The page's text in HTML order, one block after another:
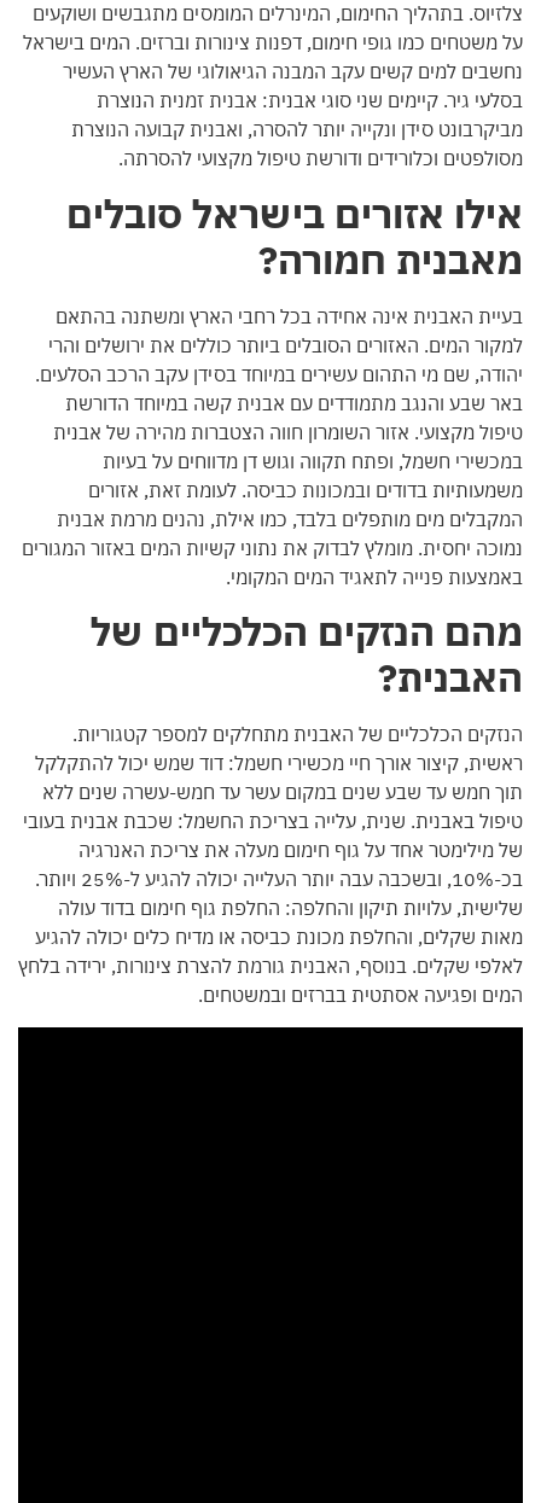
צלזיוס. בתהליך החימום, המינרלים המומסים מתגבשים ושוקעים
על משטחים כמו גופי חימום, דפנות צינורות וברזים. המים בישראל
נחשבים למים קשים עקב המבנה הגיאולוגי של הארץ העשיר
בסלעי גיר. קיימים שני סוגי אבנית: אבנית זמנית הנוצרת
מביקרבונט סידן ונקייה יותר להסרה, ואבנית קבועה הנוצרת
מסולפטים וכלורידים ודורשת טיפול מקצועי להסרתה.
אילו אזורים בישראל סובלים
מאבנית חמורה?
בעיית האבנית אינה אחידה בכל רחבי הארץ ומשתנה בהתאם
למקור המים. האזורים הסובלים ביותר כוללים את ירושלים והרי
יהודה, שם מי התהום עשירים במיוחד בסידן עקב הרכב הסלעים.
באר שבע והנגב מתמודדים עם אבנית קשה במיוחד הדורשת
טיפול מקצועי. אזור השומרון חווה הצטברות מהירה של אבנית
במכשירי חשמל, ופתח תקווה וגוש דן מדווחים על בעיות
משמעותיות בדודים ובמכונות כביסה. לעומת זאת, אזורים
המקבלים מים מותפלים בלבד, כמו אילת, נהנים מרמת אבנית
נמוכה יחסית. מומלץ לבדוק את נתוני קשיות המים באזור המגורים
באמצעות פנייה לתאגיד המים המקומי.
מהם הנזקים הכלכליים של
האבנית?
הנזקים הכלכליים של האבנית מתחלקים למספר קטגוריות.
ראשית, קיצור אורך חיי מכשירי חשמל: דוד שמש יכול להתקלקל
תוך חמש עד שבע שנים במקום עשר עד חמש-עשרה שנים ללא
טיפול באבנית. שנית, עלייה בצריכת החשמל: שכבת אבנית בעובי
של מילימטר אחד על גוף חימום מעלה את צריכת האנרגיה
בכ-10%, ובשכבה עבה יותר העלייה יכולה להגיע ל-25% ויותר.
שלישית, עלויות תיקון והחלפה: החלפת גוף חימום בדוד עולה
מאות שקלים, והחלפת מכונת כביסה או מדיח כלים יכולה להגיע
לאלפי שקלים. בנוסף, האבנית גורמת להצרת צינורות, ירידה בלחץ
המים ופגיעה אסתטית בברזים ובמשטחים.